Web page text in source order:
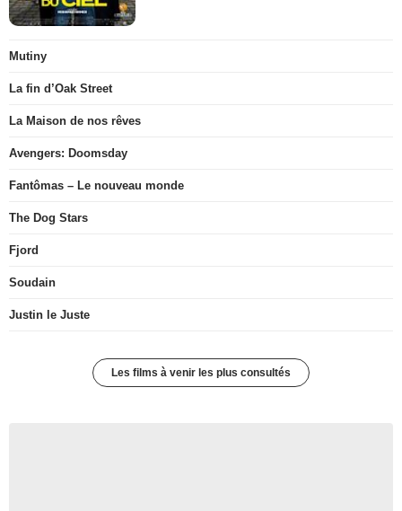
Mutiny
La fin d’Oak Street
La Maison de nos rêves
Avengers: Doomsday
Fantômas – Le nouveau monde
The Dog Stars
Fjord
Soudain
Justin le Juste
Les films à venir les plus consultés